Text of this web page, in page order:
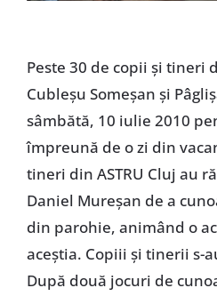
Peste 30 de copii şi tineri
Cubleşu Someşan şi
sâmbătă, 10 iulie 2010
împreună de o zi din
tineri din ASTRU Cluj au
Daniel Mureşan de a
din parohie, animând o
aceştia. Copiii şi tinerii s-
După două jocuri de